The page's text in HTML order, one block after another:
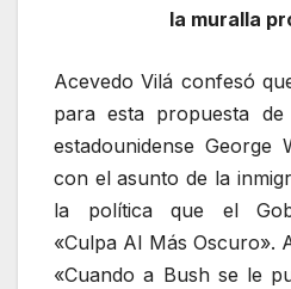
la muralla
Acevedo Vilá confesó
para esta propuesta
estadounidense George
con el asunto de la
la política que el
«Culpa Al Más Oscuro».
«Cuando a Bush se le